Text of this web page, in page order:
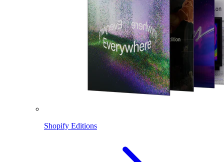
Shopify Editions